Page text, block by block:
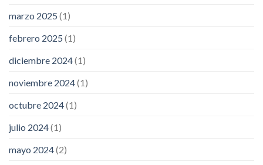
marzo 2025 (1)
febrero 2025 (1)
diciembre 2024(1)
noviembre 2024(1)
octubre 2024(1)
julio 2024(1)
mayo 2024(2)